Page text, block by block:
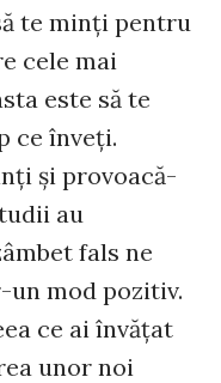
te minţi pentru
cele mai
este să te
ce înveţi.
şi provoacă-
au
fals ne
mod pozitiv.
ce ai învăţat
unor noi